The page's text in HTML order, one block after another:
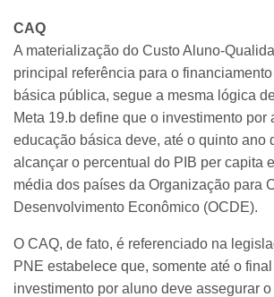
CAQ
A materialização do Custo Aluno-
principal referência para o
básica pública, segue a mesma lógica
Meta 19.b define que o investimento por
educação básica deve, até o quinto ano
alcançar o percentual do PIB per capita
média dos países da Organização para
Desenvolvimento Econômico (OCDE).
O CAQ, de fato, é referenciado na
PNE estabelece que, somente até o
investimento por aluno deve assegurar